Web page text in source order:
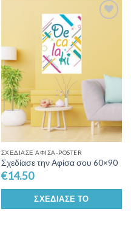
ΣΧΕΔΊΑΣΕ ΑΦΊΣΑ-POSTER
Σχεδίασε την Αφίσα σου 60×90
€14.50
ΣΧΕΔΊΑΣΕ ΤΟ